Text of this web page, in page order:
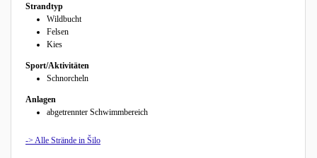
Strandtyp
Wildbucht
Felsen
Kies
Sport/Aktivitäten
Schnorcheln
Anlagen
abgetrennter Schwimmbereich
-> Alle Strände in Šilo